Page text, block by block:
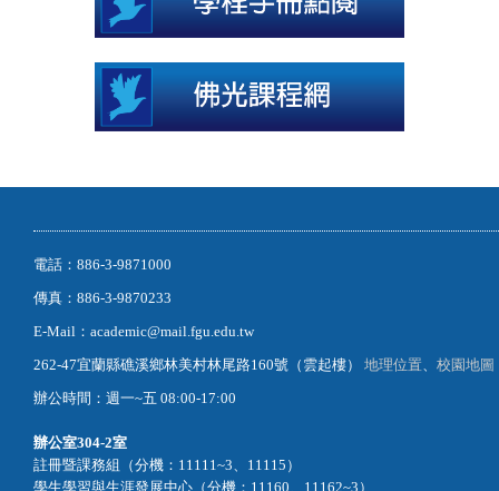
電話：886-3-9871000
傳真：886-3-9870233
E-Mail：academic@mail.fgu.edu.tw
262-47宜蘭縣礁溪鄉林美村林尾路160號（雲起樓） 地理位置、 校園地圖
辦公時間：週一~五 08:00-17:00
辦公室304-2室
註冊暨課務組（分機：11111~3、11115）
學生學習與生涯發展中心（分機：11160、11162~3）